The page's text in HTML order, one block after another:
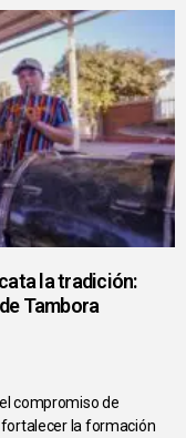
la tradición:
Tambora
compromiso de
la formación